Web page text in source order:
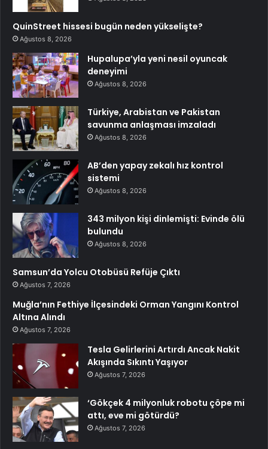
QuinStreet hissesi bugün neden yükselişte?
Ağustos 8, 2026
Hupalupa’yla yeni nesil oyuncak
deneyimi
Ağustos 8, 2026
Türkiye, Arabistan ve Pakistan
savunma anlaşması imzaladı
Ağustos 8, 2026
AB’den yapay zekalı hız kontrol
sistemi
Ağustos 8, 2026
343 milyon kişi dinlemişti: Evinde ölü
bulundu
Ağustos 8, 2026
Samsun’da Yolcu Otobüsü Refüje Çıktı
Ağustos 7, 2026
Muğla’nın Fethiye İlçesindeki Orman Yangını Kontrol
Altına Alındı
Ağustos 7, 2026
Tesla Gelirlerini Artırdı Ancak Nakit
Akışında Sıkıntı Yaşıyor
Ağustos 7, 2026
‘Gökçek 4 milyonluk robotu çöpe mi
attı, eve mi götürdü?
Ağustos 7, 2026